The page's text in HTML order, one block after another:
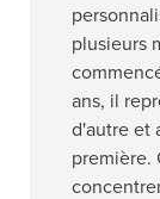
plusieurs
ans, il
d'autre et
première.